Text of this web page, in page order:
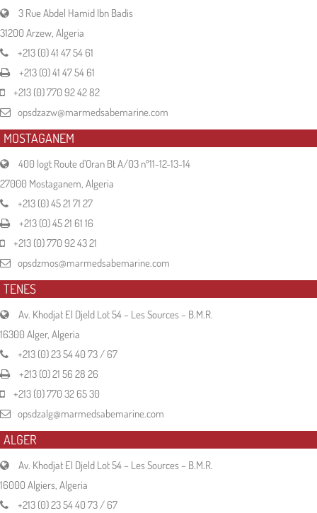
3 Rue Abdel Hamid Ibn Badis
31200 Arzew, Algeria
+213 (0) 41 47 54 61
+213 (0) 41 47 54 61
+213 (0) 770 92 42 82
opsdzazw@marmedsabemarine.com
MOSTAGANEM
400 logt Route d’Oran Bt A/03 nº11-12-13-14
27000 Mostaganem, Algeria
+213 (0) 45 21 71 27
+213 (0) 45 21 61 16
+213 (0) 770 92 43 21
opsdzmos@marmedsabemarine.com
TENES
Av. Khodjat El Djeld Lot 54 – Les Sources – B.M.R.
16300 Alger, Algeria
+213 (0) 23 54 40 73 / 67
+213 (0) 21 56 28 26
+213 (0) 770 32 65 30
opsdzalg@marmedsabemarine.com
ALGER
Av. Khodjat El Djeld Lot 54 – Les Sources – B.M.R.
16000 Algiers, Algeria
+213 (0) 23 54 40 73 / 67